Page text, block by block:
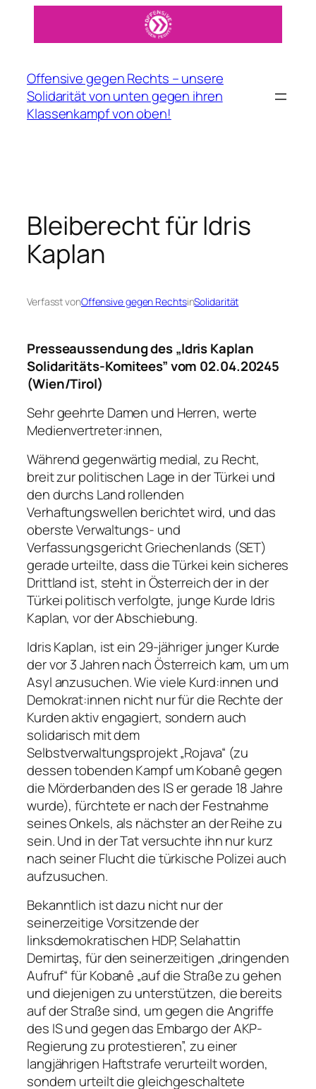
springen
Offensive gegen Rechts – unsere
Solidarität von unten gegen ihren
Klassenkampf von oben!
Bleiberecht für Idris
Kaplan
Verfasst vonOffensive gegen RechtsinSolidarität
Presseaussendung des „Idris Kaplan
Solidaritäts-Komitees” vom 02.04.20245
(Wien/Tirol)
Sehr geehrte Damen und Herren, werte
Medienvertreter:innen,
Während gegenwärtig medial, zu Recht,
breit zur politischen Lage in der Türkei und
den durchs Land rollenden
Verhaftungswellen berichtet wird, und das
oberste Verwaltungs- und
Verfassungsgericht Griechenlands (SET)
gerade urteilte, dass die Türkei kein sicheres
Drittland ist, steht in Österreich der in der
Türkei politisch verfolgte, junge Kurde Idris
Kaplan, vor der Abschiebung.
Idris Kaplan, ist ein 29-jähriger junger Kurde
der vor 3 Jahren nach Österreich kam, um um
Asyl anzusuchen. Wie viele Kurd:innen und
Demokrat:innen nicht nur für die Rechte der
Kurden aktiv engagiert, sondern auch
solidarisch mit dem
Selbstverwaltungsprojekt „Rojava“ (zu
dessen tobenden Kampf um Kobanê gegen
die Mörderbanden des IS er gerade 18 Jahre
wurde), fürchtete er nach der Festnahme
seines Onkels, als nächster an der Reihe zu
sein. Und in der Tat versuchte ihn nur kurz
nach seiner Flucht die türkische Polizei auch
aufzusuchen.
Bekanntlich ist dazu nicht nur der
seinerzeitige Vorsitzende der
linksdemokratischen HDP, Selahattin
Demirtaş, für den seinerzeitigen „dringenden
Aufruf“ für Kobanê „auf die Straße zu gehen
und diejenigen zu unterstützen, die bereits
auf der Straße sind, um gegen die Angriffe
des IS und gegen das Embargo der AKP-
Regierung zu protestieren”, zu einer
langjährigen Haftstrafe verurteilt worden,
sondern urteilt die gleichgeschaltete